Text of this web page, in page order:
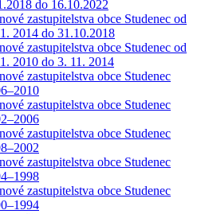
do 16.10.2022
zastupitelstva obce Studenec od
2014 do 31.10.2018
zastupitelstva obce Studenec od
2010 do 3. 11. 2014
zastupitelstva obce Studenec
zastupitelstva obce Studenec
zastupitelstva obce Studenec
zastupitelstva obce Studenec
zastupitelstva obce Studenec